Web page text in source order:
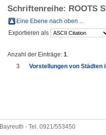
Schriftenreihe: ROOTS
Eine Ebene nach oben ...
Exportieren als
Anzahl der Einträge: 1.
3
Vorstellungen von
- Tel. 0921/553450